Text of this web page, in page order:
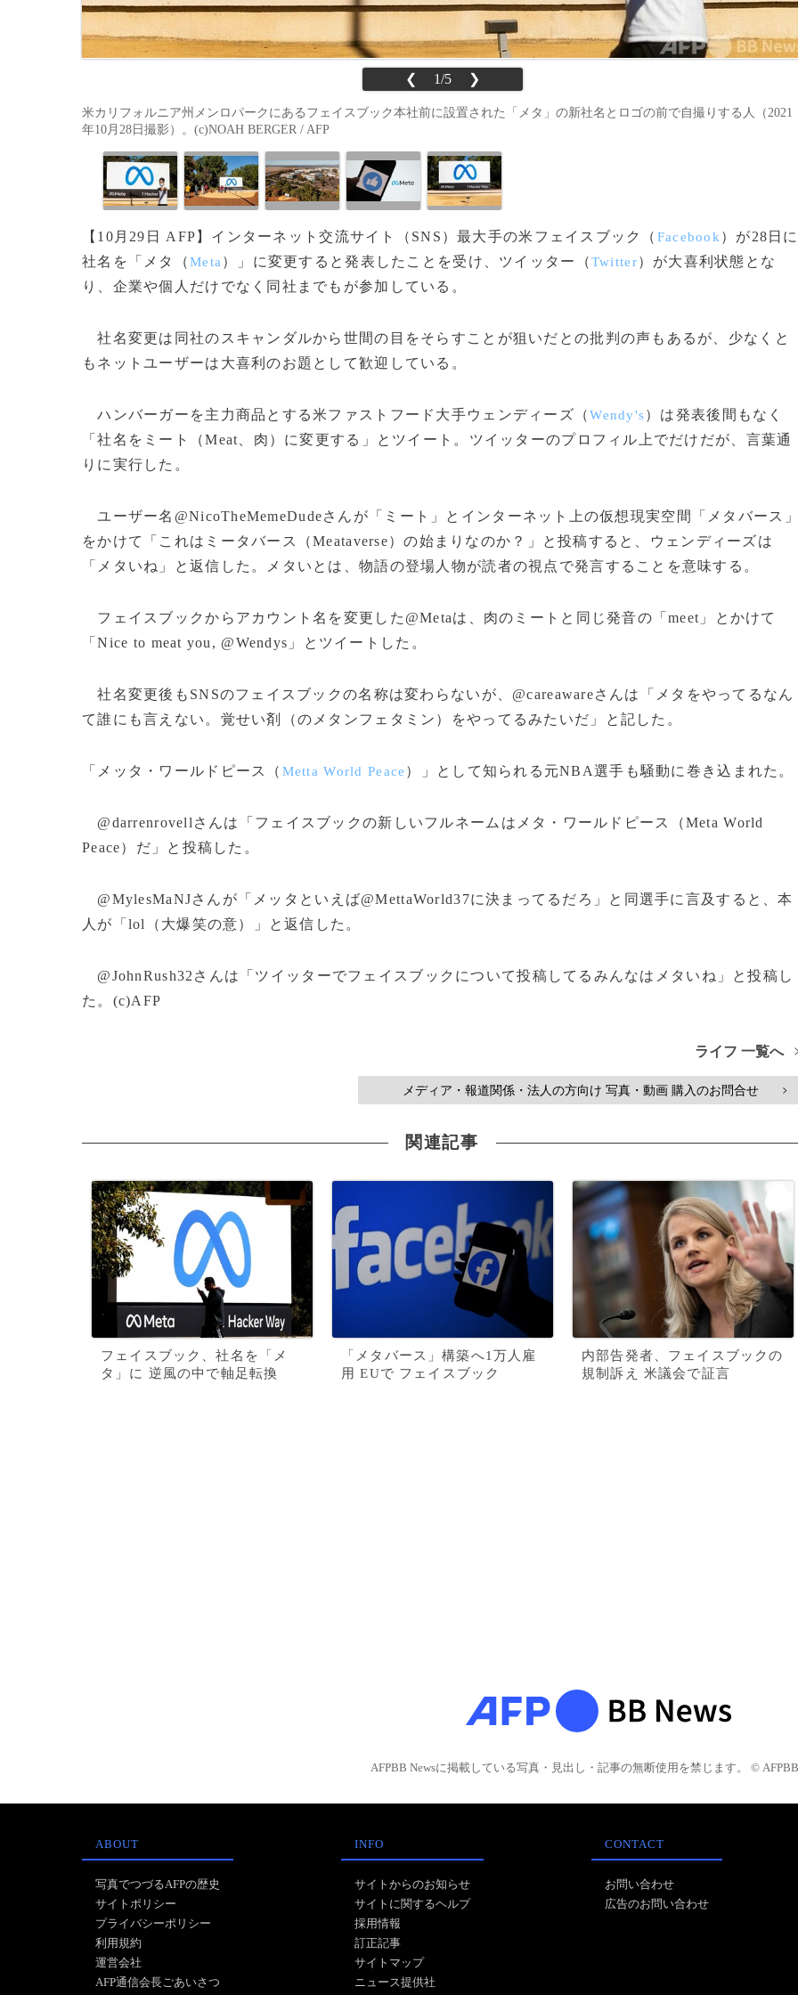
❮ 1/5 ❯
米カリフォルニア州メンロパークにあるフェイスブック本社前に設置された「メタ」の新社名とロゴの前で自撮りする人（2021
年10月28日撮影）。(c)NOAH BERGER / AFP
【10月29日 AFP】インターネット交流サイト（SNS）最大手の米フェイスブック（ Facebook ）が28日に
社名を「メタ（Meta ）」に変更すると発表したことを受け、ツイッター（Twitter）が大喜利状態とな
り、企業や個人だけでなく同社までもが参加している。
社名変更は同社のスキャンダルから世間の目をそらすことが狙いだとの批判の声もあるが、少なくと
もネットユーザーは大喜利のお題として歓迎している。
ハンバーガーを主力商品とする米ファストフード大手ウェンディーズ（Wendy's）は発表後間もなく
「社名をミート（Meat、肉）に変更する」とツイート。ツイッターのプロフィル上でだけだが、言葉通
りに実行した。
ユーザー名@NicoTheMemeDudeさんが「ミート」とインターネット上の仮想現実空間「メタバース
をかけて「これはミータバース（Meataverse）の始まりなのか？」と投稿すると、ウェンディーズは
「メタいね」と返信した。メタいとは、物語の登場人物が読者の視点で発言することを意味する。
フェイスブックからアカウント名を変更した@Metaは、肉のミートと同じ発音の「meet」とかけて
「Nice to meat you, @Wendys」とツイートした。
社名変更後もSNSのフェイスブックの名称は変わらないが、@careawareさんは「メタをやってるなん
て誰にも言えない。覚せい剤（のメタンフェタミン）をやってるみたいだ」と記した。
「メッタ・ワールドピース（ Metta World Peace ）」として知られる元NBA選手も騒動に巻き込まれた。
@darrenrovellさんは「フェイスブックの新しいフルネームはメタ・ワールドピース（Meta World
Peace）だ」と投稿した。
@MylesMaNJさんが「メッタといえば@MettaWorld37に決まってるだろ」と同選手に言及すると、本
人が「lol（大爆笑の意）」と返信した。
@JohnRush32さんは「ツイッターでフェイスブックについて投稿してるみんなはメタいね」と投稿し
た。(c)AFP
ライフ 一覧へ
メディア・報道関係・法人の方向け 写真・動画 購入のお問合せ >
関連記事
フェイスブック、社名を「メ
タ」に 逆風の中で軸足転換
「メタバース」構築へ1万人雇
用 EUで フェイスブック
内部告発者、フェイスブックの
規制訴え 米議会で証言
AFPBB Newsに掲載している写真・見出し・記事の無断使用を禁じます。 © AFPBB
ABOUT
写真でつづるAFPの歴史
サイトポリシー
プライバシーポリシー
利用規約
運営会社
AFP通信会長ごあいさつ
INFO
サイトからのお知らせ
サイトに関するヘルプ
採用情報
訂正記事
サイトマップ
ニュース提供社
CONTACT
お問い合わせ
広告のお問い合わせ